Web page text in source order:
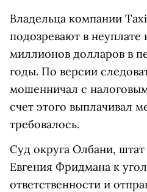
Владельца компании
подозревают в неуплате
миллионов долларов в
годы. По версии
мошенничал с
счет этого выплачивал
требовалось.
Суд округа Олбани,
Евгения Фридмана к
ответственности и